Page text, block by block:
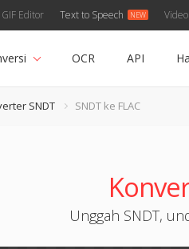
GIF Editor Text to Speech
OCR API
SNDT SNDT ke FLAC
Unggah SNDT,